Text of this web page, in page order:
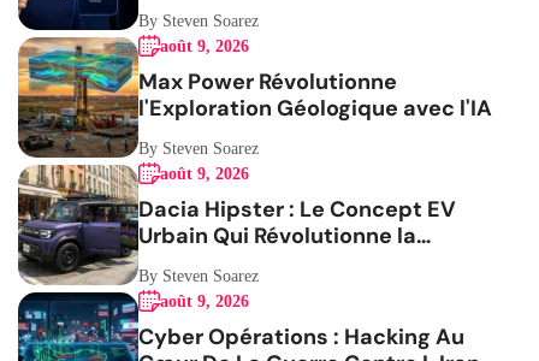
By Steven Soarez
août 9, 2026
Max Power Révolutionne
l'Exploration Géologique avec l'IA
By Steven Soarez
août 9, 2026
Dacia Hipster : Le Concept EV
Urbain Qui Révolutionne la
By Steven Soarez
août 9, 2026
Cyber Opérations : Hacking Au